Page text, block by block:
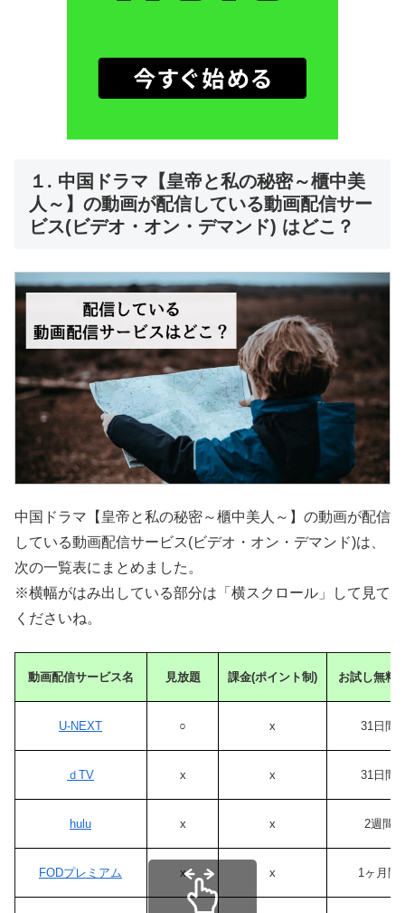
１. 中国ドラマ【皇帝と私の秘密～櫃中美
人～】の動画が配信している動画配信サー
ビス(ビデオ・オン・デマンド) はどこ？
中国ドラマ【皇帝と私の秘密～櫃中美人～】の動画が配信
している動画配信サービス(ビデオ・オン・デマンド)は、
次の一覧表にまとめました。
※横幅がはみ出している部分は「横スクロール」して見て
くださいね。
動画配信サービス名 見放題 課金(ポイント制) お試し無料
U-NEXT ○ x 31日間
ｄTV x x 31日間
hulu x x 2週間
FODプレミアム x x 1ヶ月間